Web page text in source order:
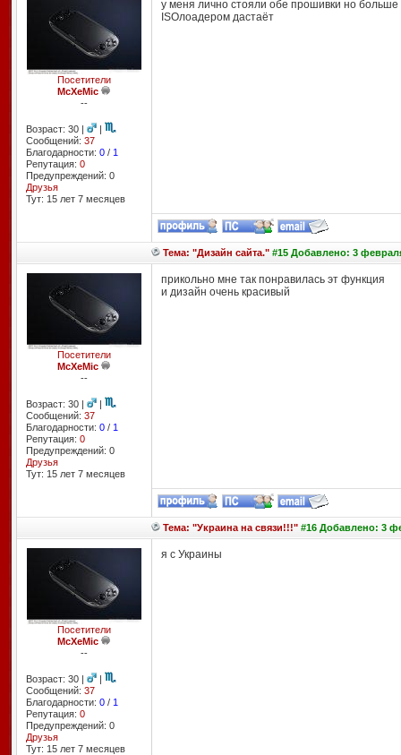
Посетители
McXeMic
--
Возраст: 30 |
|
Сообщений: 37
Благодарности: 0/ 1
Репутация: 0
Предупреждений: 0
Друзья
Тут: 15 лет 7 месяцев
у меня лично стояли обе прошивки но
ISOлоадером дастаёт
Тема: "Дизайн сайта."#15 Добавлено: 3
Посетители
McXeMic
--
Возраст: 30 |
|
Сообщений: 37
Благодарности: 0/ 1
Репутация: 0
Предупреждений: 0
Друзья
Тут: 15 лет 7 месяцев
прикольно мне так понравилась эт функция
и дизайн очень красивый
Тема: "Украина на связи!!!"#16 Добавлено: 3
Посетители
McXeMic
--
Возраст: 30 |
|
Сообщений: 37
Благодарности: 0/ 1
Репутация: 0
Предупреждений: 0
Друзья
Тут: 15 лет 7 месяцев
я с Украины